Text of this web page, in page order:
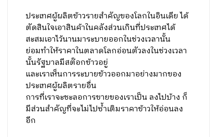
ประเทศผู้ผลิตข้าวรายสำคัญของโลกในอินเดีย ได้
ตัดสินใจเอาสินค้าในคลังส่วนเกินที่ประเทศได้
สะสมเอาไว้นานมาระบายออกในช่วงเวลานั้น
ย่อมทำให้ราคาในตลาดโลกอ่อนตัวลงในช่วงเวลา
นั้นรัฐบาลมีสต๊อกข้าวอยู่
และเราเห็นการระบายข้าวออกมาอย่างมากของ
ประเทศผู้ผลิตรายอื่น
การที่เราจะชะลอการขายของเราเป็น ลงไปบ้าง ก็
มีส่วนสำคัญที่จะไม่ไปซ้ำเติมราคาข้าวให้อ่อนลง
อีก